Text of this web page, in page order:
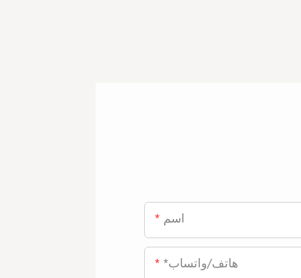
اسم
*هاتف/واتساب